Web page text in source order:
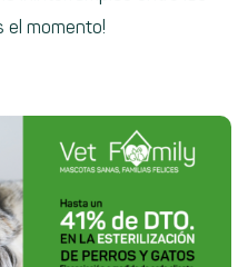
el momento!